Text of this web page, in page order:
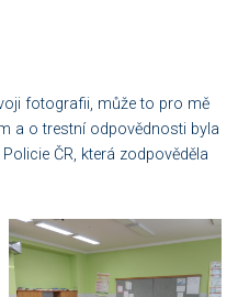
fotografii, může to pro mě
a o trestní odpovědnosti byla
ČR, která zodpověděla